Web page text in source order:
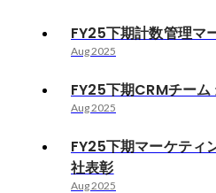
FY25下期計数管理マ
Aug 2025
FY25下期CRMチー
Aug 2025
FY25下期マーケティ
社表彰
Aug 2025